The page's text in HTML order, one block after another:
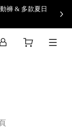
褲 & 多款夏日